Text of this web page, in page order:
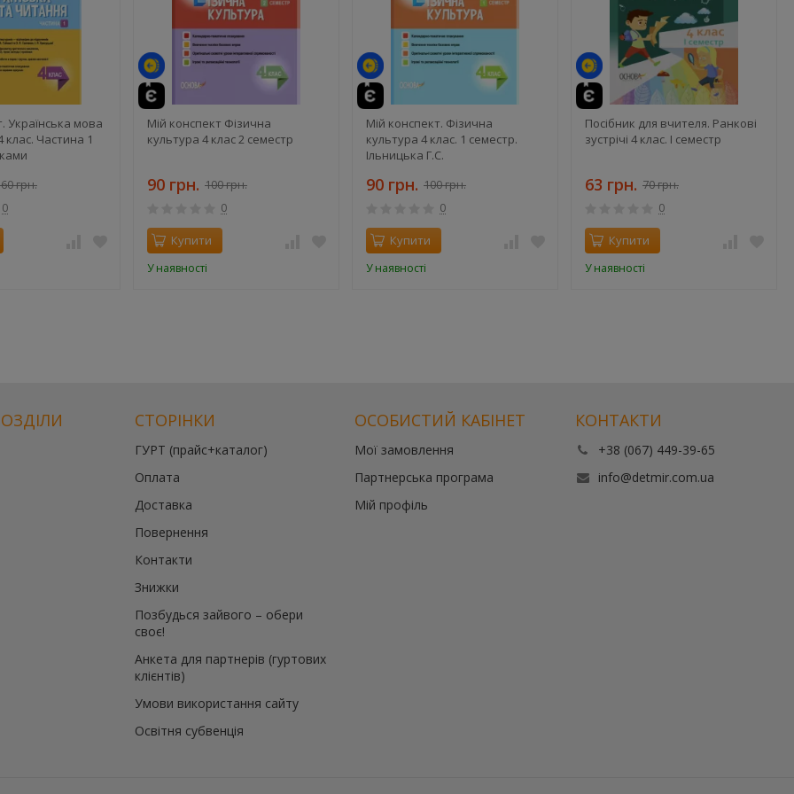
Українська мова
клас. Частина 1
грн.
0
Мій конспект Фізична
культура 4 клас 2 семестр
90 грн. 100 грн.
0
Купити
У наявності
Мій конспект. Фізична
культура 4 клас. 1 семестр.
Ільницька Г.С.
90 грн. 100 грн.
0
Купити
У наявності
Посібник для вчителя. Ранкові
зустрічі 4 клас. І семестр
63 грн. 70 грн.
0
Купити
У наявності
СТОРІНКИ
ГУРТ (прайс+каталог)
Оплата
Доставка
Повернення
Контакти
Знижки
Позбудься зайвого – обери
своє!
Анкета для партнерів (гуртових
клієнтів)
Умови використання сайту
Освітня субвенція
ОСОБИСТИЙ КАБІНЕТ
Мої замовлення
Партнерська програма
Мій профіль
КОНТАКТИ
+38 (067) 449-39-65
info@detmir.com.ua